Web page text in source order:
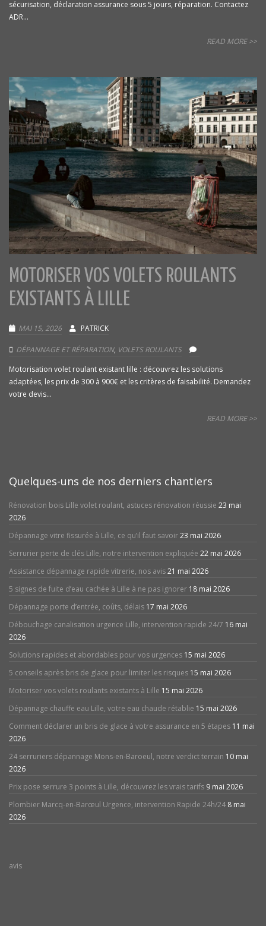
sécurisation, déclaration assurance sous 5 jours, réparation. Contactez
ADR...
READ MORE >>
MOTORISER VOS VOLETS ROULANTS
EXISTANTS À LILLE
MAI 15, 2026 PATRICK
DÉPANNAGE ET RÉPARATION, VOLETS ROULANTS
Motorisation volet roulant existant lille : découvrez les solutions
adaptées, les prix de 300 à 900€ et les critères de faisabilité. Demandez
votre devis...
READ MORE >>
Quelques-uns de nos derniers chantiers
Rénovation bois Lille volet roulant, astuces rénovation réussie 23 mai
2026
Dépannage vitre fissurée à Lille, ce qu’il faut savoir23 mai 2026
Serrurier perte de clés Lille, notre intervention expliquée 22 mai 2026
Assistance dépannage rapide vitrerie, nos avis21 mai 2026
5 signes de fuite d’eau cachée à Lille à ne pas ignorer 18 mai 2026
Dépannage porte d’entrée, coûts, délais 17 mai 2026
Débouchage canalisation urgence Lille, intervention rapide 24/7 16 mai
2026
Solutions rapides et abordables pour vos urgences 15 mai 2026
5 conseils après bris de glace pour limiter les risques 15 mai 2026
Motoriser vos volets roulants existants à Lille 15 mai 2026
Dépannage chauffe eau Lille, votre eau chaude rétablie 15 mai 2026
Comment déclarer un bris de glace à votre assurance en 5 étapes 11 mai
2026
24 serruriers dépannage Mons-en-Baroeul, notre verdict terrain 10 mai
2026
Prix pose serrure 3 points à Lille, découvrez les vrais tarifs 9 mai 2026
Plombier Marcq-en-Barœul Urgence, intervention Rapide 24h/24 8 mai
2026
avis